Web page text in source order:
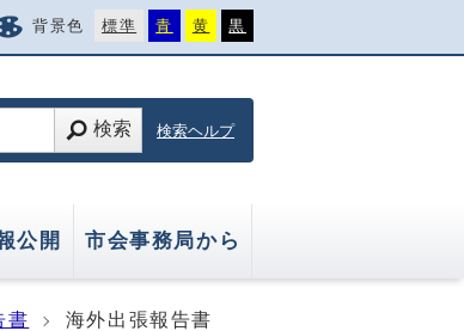
背景色 標準 青 黄 黒
検索 検索ヘルプ
公開 市会事務局から
書 海外出張報告書